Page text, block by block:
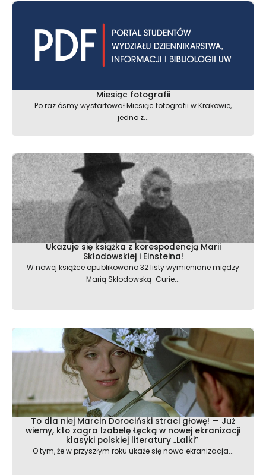
Miesiąc fotografii
Po raz ósmy wystartował Miesiąc fotografii w Krakowie,
jedno z...
Ukazuje się książka z korespodencją Marii
Skłodowskiej i Einsteina!
W nowej książce opublikowano 32 listy wymieniane między
Marią Skłodowską-Curie...
To dla niej Marcin Dorociński straci głowę! — Już
wiemy, kto zagra Izabelę Łęcką w nowej ekranizacji
klasyki polskiej literatury „Lalki”
O tym, że w przyszłym roku ukaże się nowa ekranizacja...